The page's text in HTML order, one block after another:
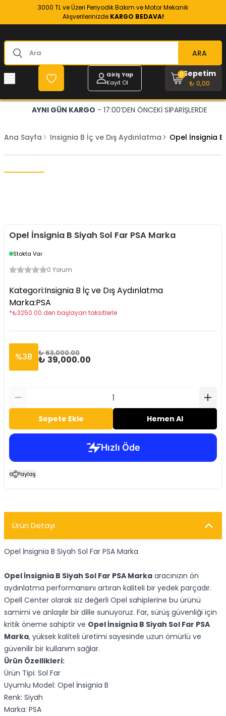
3000 TL ve Üzeri Periyodik Bakım ve Motor Mekanik
Alışverilerinizde KARGO BEDAVA!
ARA
Giriş Yap
Kayıt Ol
Sepetim
₺ 0,00
0
AYNI GÜN KARGO - 17:00’DEN ÖNCEKİ SİPARİŞLERDE
Ana Sayfa Insignia B İç ve Dış Aydınlatma Opel İnsignia B
Opel İnsignia B Siyah Sol Far PSA Marka
Stokta Var
0 Yorum
Kategori:Insignia B İç ve Dış Aydınlatma
Marka:PSA
*₺3250.00 den başlayan taksitlerle
%38 ₺ 63,000.00
₺ 39,000.00
Sepete Ekle Hemen Al
Paylaş
Ürün Detayı
Opel İnsignia B Siyah Sol Far PSA Marka
Opel İnsignia B Siyah Sol Far PSA Marka aracınızın ön
aydınlatma performansını artıran kaliteli bir yedek parçadır.
Opell Center olarak siz değerli Opel sahiplerine bu ürünü
samimi ve anlaşılır bir dille sunuyoruz. Far, sürüş güvenliği için
kritik öneme sahiptir ve Opel İnsignia B Siyah Sol Far PSA
Marka, yüksek kaliteli üretimi sayesinde uzun ömürlü ve
güvenilir bir kullanım sağlar.
Ürün Özellikleri:
Ürün Tipi: Sol Far
Uyumlu Model: Opel İnsignia B
Renk: Siyah
Marka: PSA